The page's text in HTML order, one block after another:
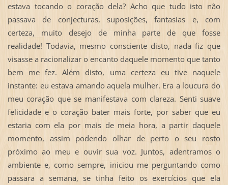
estava tocando o coração dela? Acho que tudo isto não
passava de conjecturas, suposições, fantasias e, com
certeza, muito desejo de minha parte de que fosse
realidade! Todavia, mesmo consciente disto, nada fiz que
visasse a racionalizar o encanto daquele momento que tanto
bem me fez. Além disto, uma certeza eu tive naquele
instante: eu estava amando aquela mulher. Era a loucura do
meu coração que se manifestava com clareza. Senti suave
felicidade e o coração bater mais forte, por saber que eu
estaria com ela por mais de meia hora, a partir daquele
momento, assim podendo olhar de perto o seu rosto
próximo ao meu e ouvir sua voz. Juntos, adentramos o
ambiente e, como sempre, iniciou me perguntando como
passara a semana, se tinha feito os exercícios que ela